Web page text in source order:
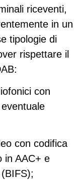
riceventi,
in un
tipologie di
rispettare il
con
con codifica
in AAC+ e